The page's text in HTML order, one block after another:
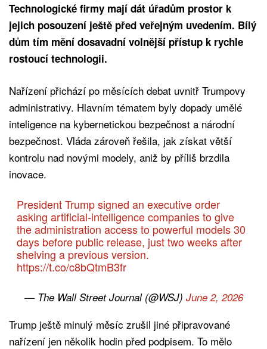
Technologické firmy mají dát úřadům prostor k
jejich posouzení ještě před veřejným uvedením. Bílý
dům tím mění dosavadní volnější přístup k rychle
rostoucí technologii.
Nařízení přichází po měsících debat uvnitř Trumpovy
administrativy. Hlavním tématem byly dopady umělé
inteligence na kybernetickou bezpečnost a národní
bezpečnost. Vláda zároveň řešila, jak získat větší
kontrolu nad novými modely, aniž by příliš brzdila
inovace.
President Trump signed an executive order
asking artificial-intelligence companies to give
the administration access to powerful models 30
days before public release, just two weeks after
shelving a previous version.
https://t.co/c8bQtmB3fr
— The Wall Street Journal (@WSJ) June 2, 2026
Trump ještě minulý měsíc zrušil jiné připravované
nařízení jen několik hodin před podpisem. To mělo